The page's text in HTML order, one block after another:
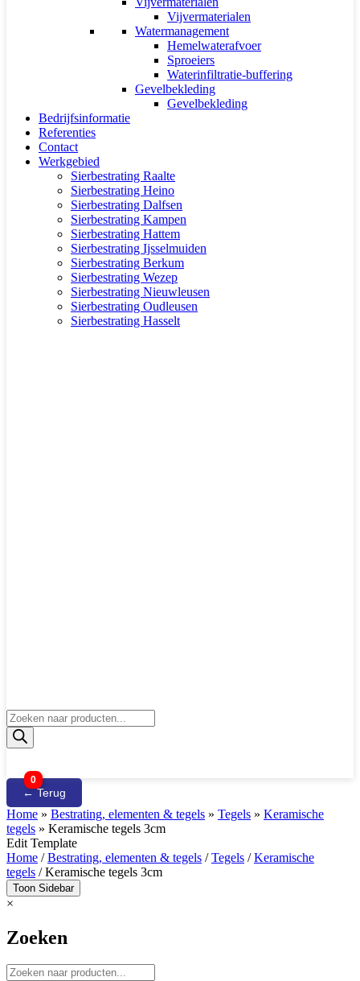
Vijvermaterialen
Watermanagement
Hemelwaterafvoer
Sproeiers
Waterinfiltratie-buffering
Gevelbekleding
Gevelbekleding
Bedrijfsinformatie
Referenties
Contact
Werkgebied
Sierbestrating Raalte
Sierbestrating Heino
Sierbestrating Dalfsen
Sierbestrating Kampen
Sierbestrating Hattem
Sierbestrating Ijsselmuiden
Sierbestrating Berkum
Sierbestrating Wezep
Sierbestrating Nieuwleusen
Sierbestrating Oudleusen
Sierbestrating Hasselt
Producten
zoeken
0
← Terug
Home » Bestrating, elementen & tegels » Tegels » Keramische
tegels » Keramische tegels 3cm
Edit Template
Home /Bestrating, elementen & tegels /Tegels /Keramische
tegels / Keramische tegels 3cm
Toon Sidebar
×
Zoeken
Producten